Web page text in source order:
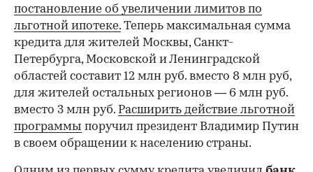
постановление об увеличении лимитов по
льготной ипотеке. Теперь максимальная сумма
кредита для жителей Москвы, Санкт-
Петербурга, Московской и Ленинградской
областей составит 12 млн руб. вместо 8 млн руб,
для жителей остальных регионов — 6 млн руб.
вместо 3 млн руб. Расширить действие льготной
программы поручил президент Владимир Путин
в своем обращении к населению страны.